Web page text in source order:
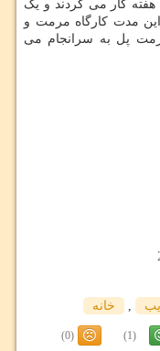
هفته کار می کردند و یک
این مدت کارگاه مرمت و
پل به سرانجام می
خانه
(1)
(0)